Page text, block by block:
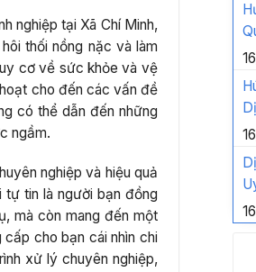
nghiệp tại Xã Chí Minh,
thối nồng nặc và làm
cơ về sức khỏe và vệ
cho đến các vấn đề
có thể dẫn đến những
ngầm.
nghiệp và hiệu quả
tự tin là người bạn đồng
mà còn mang đến một
cho bạn cái nhìn chi
xử lý chuyên nghiệp,